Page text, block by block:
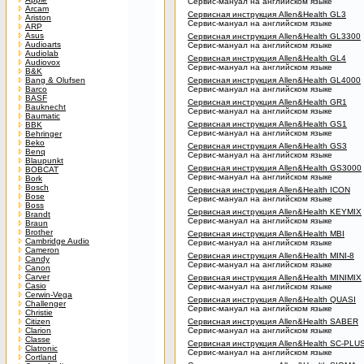
Arcam
Ariston
ARP
Asus
Audioarts
Audiolab
Audiovox
B&K
Bang & Olufsen
Barco
BASF
Bauknecht
Baumatic
BBK
Behringer
Beko
Benq
Blaupunkt
BOBCAT
Bork
Bosch
Bose
Boss
Brandt
Braun
Brother
Cambridge Audio
Cameron
Candy
Canon
Carver
Casio
Cerwin-Vega
Challenger
Christie
Citizen
Clarion
Classe
Clatronic
Cortland
Сервисная инструкция Allen&Health GL3
Сервис-мануал на английском языке
Сервисная инструкция Allen&Health GL3300
Сервис-мануал на английском языке
Сервисная инструкция Allen&Health GL4
Сервис-мануал на английском языке
Сервисная инструкция Allen&Health GL4000
Сервис-мануал на английском языке
Сервисная инструкция Allen&Health GR1
Сервис-мануал на английском языке
Сервисная инструкция Allen&Health GS1
Сервис-мануал на английском языке
Сервисная инструкция Allen&Health GS3
Сервис-мануал на английском языке
Сервисная инструкция Allen&Health GS3000
Сервис-мануал на английском языке
Сервисная инструкция Allen&Health ICON
Сервис-мануал на английском языке
Сервисная инструкция Allen&Health KEYMIX
Сервис-мануал на английском языке
Сервисная инструкция Allen&Health MBI
Сервис-мануал на английском языке
Сервисная инструкция Allen&Health MINI-8
Сервис-мануал на английском языке
Сервисная инструкция Allen&Health MINIMIX
Сервис-мануал на английском языке
Сервисная инструкция Allen&Health QUASI
Сервис-мануал на английском языке
Сервисная инструкция Allen&Health SABER
Сервис-мануал на английском языке
Сервисная инструкция Allen&Health SC-
Сервис-мануал на английском языке